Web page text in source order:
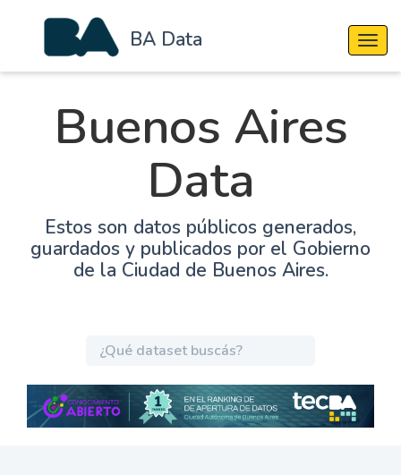
BA Data
Buenos Aires
Data
Estos son datos públicos generados,
guardados y publicados por el Gobierno
de la Ciudad de Buenos Aires.